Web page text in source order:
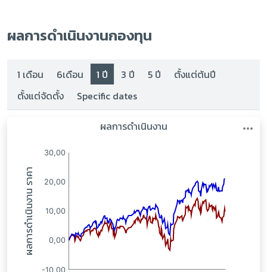
ผลการดำเนินงานกองทุน
1 เดือน 6เดือน 1 ปี 3 ปี 5 ปี
ตั้งแต่ต้นปี
ตั้งแต่จัดตั้ง
Specific dates